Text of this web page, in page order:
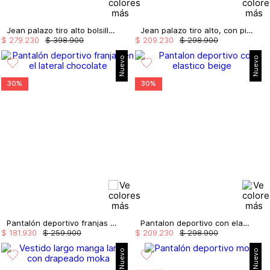
Jean palazo tiro alto bolsillo cargo
$ 398.900
$ 279 230
Jean palazo tiro alto, con pinzas
$ 298.900
$ 209 230
Nuevo
30%
Pantalón deportivo franjas en el lateral
$ 259.900
$ 181 930
Nuevo
30%
Pantalon deportivo con elastico
$ 298.900
$ 209 230
Nuevo Nuevo